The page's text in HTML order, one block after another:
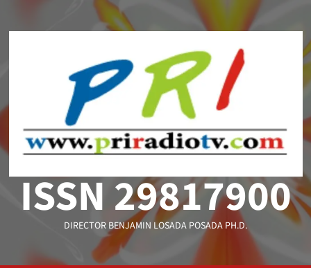
ISSN 29817900
DIRECTOR BENJAMIN LOSADA POSADA PH.D.